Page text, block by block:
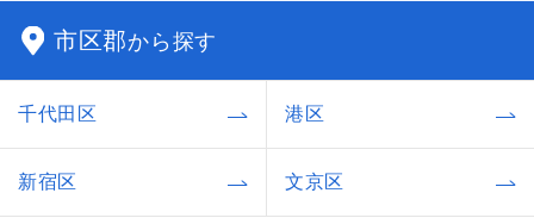
市区郡から探す
千代田区 港区
新宿区 文京区